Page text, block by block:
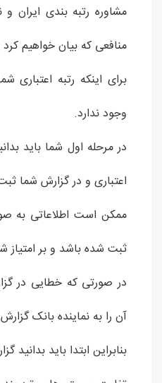
مشاوره رتبه بندی ایران
منافعی که بیان خواهیم
برای اینکه رتبه اعتباری
وجود ندارد.
در مرحله اول شما باید
اعتباری و در گزارش شما
ممکن است اطلاعاتی به
ثبت شده باشد و بر امتیاز
در صورتی که خطایی در
آن را به نماینده بانک
بنابراین ابتدا باید